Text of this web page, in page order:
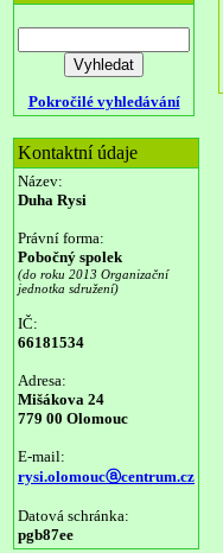
Pokročilé vyhledávání
Kontaktní údaje
Název:
Duha Rysi
Právní forma:
Pobočný spolek
(do roku 2013 Organizační
jednotka sdružení)
IČ:
66181534
Adresa:
Mišákova 24
779 00 Olomouc
E-mail:
rysi.olomoucⓐcentrum.cz
Datová schránka:
pgb87ee